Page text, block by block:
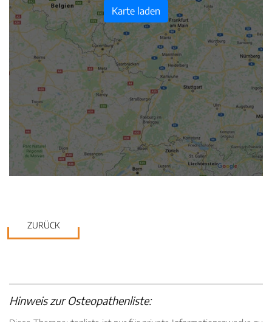
Karte laden
ZURÜCK
Hinweis zur Osteopathenliste: